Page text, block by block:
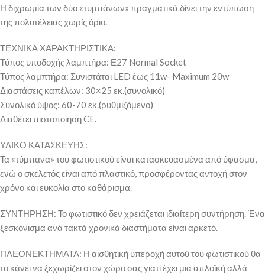
Η διχρωμία των δύο «τυμπάνων» πραγματικά δίνει την εντύπωση
της πολυτέλειας χωρίς όριο.
ΤΕΧΝΙΚΑ ΧΑΡΑΚΤΗΡΙΣΤΙΚΑ:
Τύπος υποδοχής λαμπτήρα: Ε27 Normal Socket
Τύπος λαμπτήρα: Συνιστάται LED έως 11w- Maximum 20w
Διαστάσεις καπέλων: 30×25 εκ.(συνολικό)
Συνολικό ύψος: 60-70 εκ.(ρυθμιζόμενο)
Διαθέτει πιστοποίηση CE.
ΥΛΙΚΟ ΚΑΤΑΣΚΕΥΗΣ:
Τα «τύμπανα» του φωτιστικού είναι κατασκευασμένα από ύφασμα,
ενώ ο σκελετός είναι από πλαστικό, προσφέροντας αντοχή στον
χρόνο και ευκολία στο καθάρισμα.
ΣΥΝΤΗΡΗΣΗ: Το φωτιστικό δεν χρειάζεται ιδιαίτερη συντήρηση. Ένα
ξεσκόνισμα ανά τακτά χρονικά διαστήματα είναι αρκετό.
ΠΛΕΟΝΕΚΤΗΜΑΤΑ: Η αισθητική υπεροχή αυτού του φωτιστικού θα
το κάνει να ξεχωρίζει στον χώρο σας γιατί έχει μια απλοϊκή αλλά